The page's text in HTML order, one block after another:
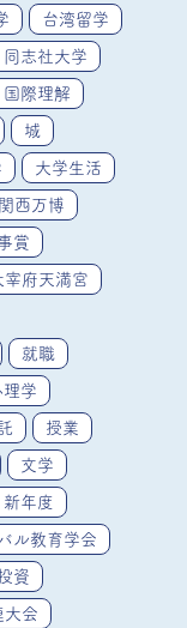
台湾留学
同志社大学
国際理解
城
大学生活
西万博
賞
宰府天満宮
就職
理学
授業
文学
新年度
ル教育学会
資
大会